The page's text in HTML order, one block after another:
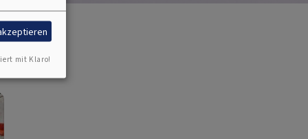
mit Klaro!